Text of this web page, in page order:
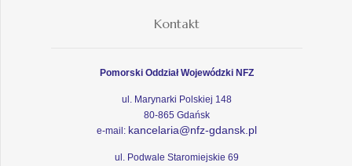
Kontakt
Pomorski Oddział Wojewódzki NFZ
ul. Marynarki Polskiej 148
80-865 Gdańsk
e-mail: kancelaria@nfz-gdansk.pl
ul. Podwale Staromiejskie 69